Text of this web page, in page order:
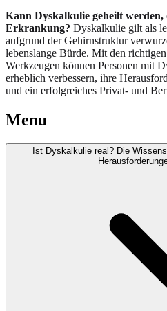
Kann Dyskalkulie geheilt werden,
Erkrankung? Dyskalkulie gilt als
aufgrund der Gehirnstruktur
lebenslange Bürde. Mit den
Werkzeugen können Personen mit
erheblich verbessern, ihre
und ein erfolgreiches Privat- und
Menu
Ist Dyskalkulie real? Die